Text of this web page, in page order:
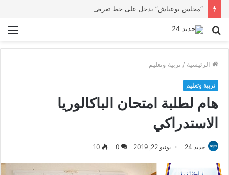
بحث
الرئيسية / تربية وتعليم
تربية وتعليم
هام لطلبة امتحان الباكالوريا
الاستدراكي
جديد 24 يونيو 22, 2019 0
10